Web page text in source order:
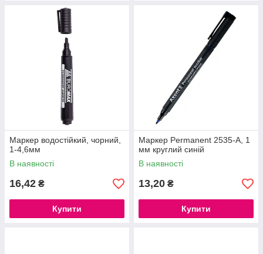
Маркер водостійкий, чорний,
1-4,6мм
В наявності
16,42 ₴
Купити
Маркер Permanent 2535-A, 1
мм круглий синій
В наявності
13,20 ₴
Купити